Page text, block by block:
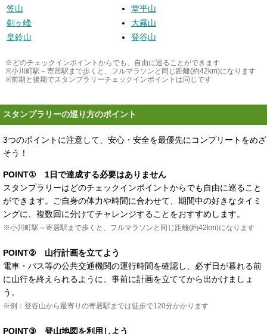
笠山
堂平山
剣ヶ峰
大霧山
皇鈴山
登谷山
※どのチェックインポイントからでも、自由に巡ることができます
※小川町駅～寄居駅まで歩くと、フルマラソンと同じ距離(約42km)になります
※前期と後期でスタンプラリーチェックインポイントは同じです
スタンプラリーの巡り方のポイント
3つのポイントに注意して、安心・安全を最優先にコンプリートをめざ
そう！
POINT① 1日で達成する必要はありません
スタンプラリーはどのチェックインポイントからでも自由に巡ること
ができます。ご自身の体力や時間に合わせて、期間中の好きなタイミ
ングに、複数回に分けてチャレンジすることをおすすめします。
※小川町駅～寄居駅まで歩くと、フルマラソンと同じ距離(約42km)になります
POINT② 山行計画を立てよう
電車・バス等の公共交通機関の運行時間を確認し、必ず日が暮れる前
に山行を終えられるように、事前に計画を立ててから出かけましょ
う。
※例：登谷山から最寄りの寄居駅までは徒歩で120分かかります
POINT③ 登山地図を利用しよう